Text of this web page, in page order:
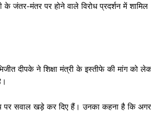
Khabarchalisa
जंतर-मंतर पर होने वाले विरोध प्रदर्शन में शामिल
दीपके ने शिक्षा मंत्री के इस्तीफे की मांग को
पर सवाल खड़े कर दिए हैं। उनका कहना है कि अगर